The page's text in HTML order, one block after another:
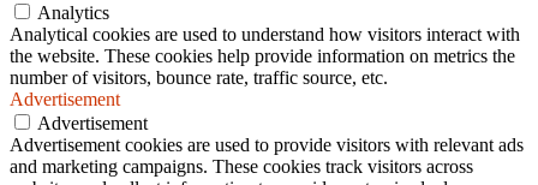
Analytics
Analytical cookies are used to understand how visitors interact with
the website. These cookies help provide information on metrics the
number of visitors, bounce rate, traffic source, etc.
Advertisement
Advertisement
Advertisement cookies are used to provide visitors with relevant ads
and marketing campaigns. These cookies track visitors across